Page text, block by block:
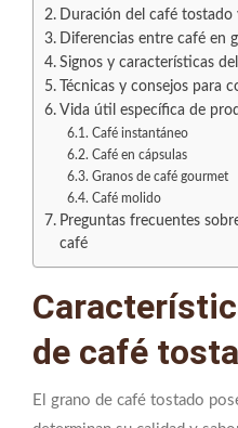
Duración del café
Diferencias entre café en
Signos y características
Técnicas y consejos para
Vida útil específica de
Café instantáneo
Café en cápsulas
Granos de café gourmet
Café molido
Preguntas frecuentes
café
de café
El grano de café tostado